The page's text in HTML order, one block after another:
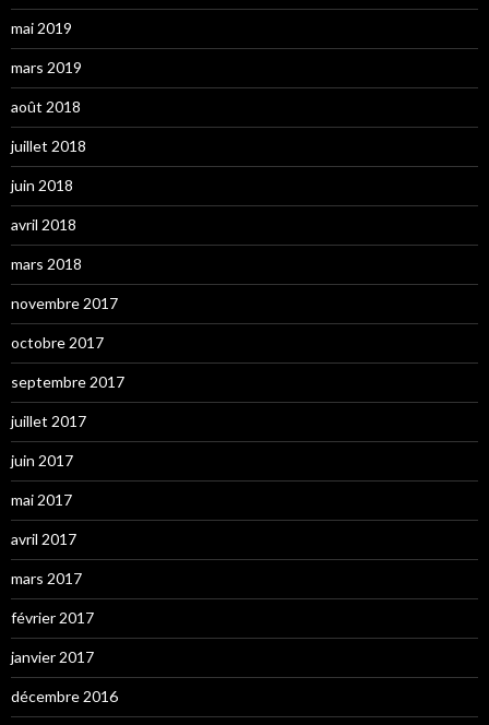
mai 2019
mars 2019
août 2018
juillet 2018
juin 2018
avril 2018
mars 2018
novembre 2017
octobre 2017
septembre 2017
juillet 2017
juin 2017
mai 2017
avril 2017
mars 2017
février 2017
janvier 2017
décembre 2016